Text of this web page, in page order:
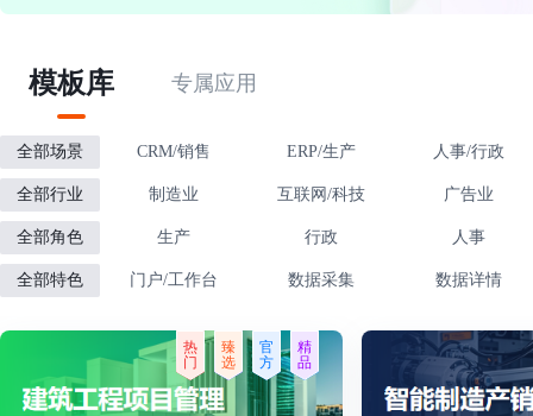
模板库 专属应用
全部场景 CRM/销售 ERP/生产 人事/行政
全部行业 制造业 互联网/科技 广告业
全部角色 生产 行政 人事
全部特色 门户/工作台 数据采集 数据详情